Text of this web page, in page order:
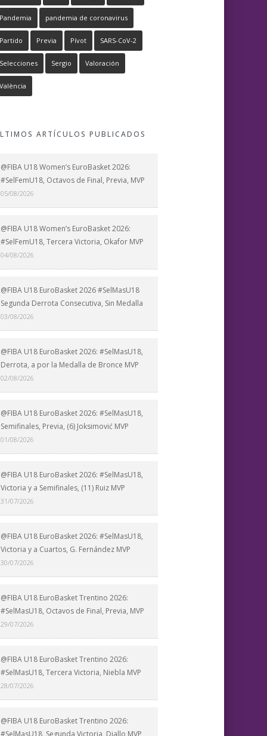
Pandemia pandemia de coronavirus
Partido Previa Pívot SARS-CoV-2
Selecciones Sergio Valoración
València
ARTÍCULOS PUBLICADOS
@FIBA U18 Women’s EuroBasket 2026:
#SelFemU18, Octavos de Final, Previa, MVP
05/08/2026
@FIBA U18 Women’s EuroBasket 2026:
#SelFemU18, Tercera Victoria, Okafor MVP
04/08/2026
@FIBA U18 EuroBasket 2026 #SelMasU18
Segunda Derrota Consecutiva, Sin Medalla
03/08/2026
@FIBA U18 EuroBasket 2026: #SelMasU18,
Derrota, a por la Medalla de Bronce MVP
02/08/2026
@FIBA U18 EuroBasket 2026: #SelMasU18,
Semifinales, Previa, (6) Joksimović MVP
01/08/2026
@FIBA U18 EuroBasket 2026: #SelMasU18,
Victoria y a Semifinales, (11) Ruiz MVP
31/07/2026
@FIBA U18 EuroBasket 2026: #SelMasU18,
Victoria y a Cuartos, G. Fernández MVP
30/07/2026
@FIBA U18 EuroBasket Trentino 2026:
#SelMasU18, Octavos de Final, Previa, MVP
29/07/2026
@FIBA U18 EuroBasket Trentino 2026:
#SelMasU18, Tercera Victoria, Niebla MVP
28/07/2026
@FIBA U18 EuroBasket Trentino 2026:
#SelMasU18, Segunda Victoria, Diallo MVP